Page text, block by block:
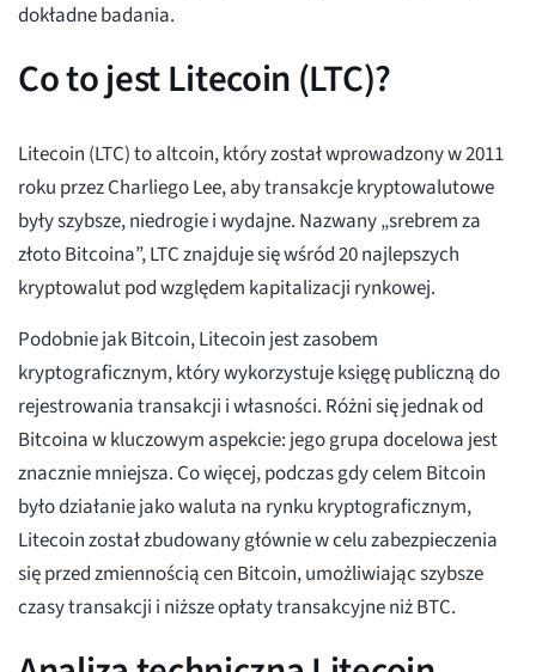
dokładne badania.
Co to jest Litecoin (LTC)?
Litecoin (LTC) to altcoin, który został wprowadzony w 2011
roku przez Charliego Lee, aby transakcje kryptowalutowe
były szybsze, niedrogie i wydajne. Nazwany „srebrem za
złoto Bitcoina”, LTC znajduje się wśród 20 najlepszych
kryptowalut pod względem kapitalizacji rynkowej.
Podobnie jak Bitcoin, Litecoin jest zasobem
kryptograficznym, który wykorzystuje księgę publiczną do
rejestrowania transakcji i własności. Różni się jednak od
Bitcoina w kluczowym aspekcie: jego grupa docelowa jest
znacznie mniejsza. Co więcej, podczas gdy celem Bitcoin
było działanie jako waluta na rynku kryptograficznym,
Litecoin został zbudowany głównie w celu zabezpieczenia
się przed zmiennością cen Bitcoin, umożliwiając szybsze
czasy transakcji i niższe opłaty transakcyjne niż BTC.